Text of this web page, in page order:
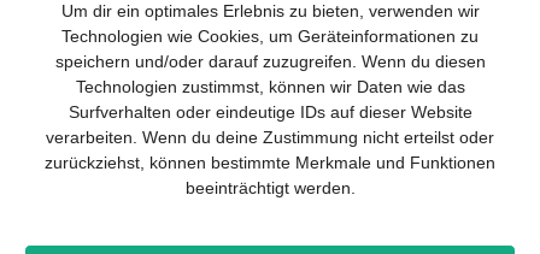
Um dir ein optimales Erlebnis zu bieten, verwenden wir
Technologien wie Cookies, um Geräteinformationen zu
speichern und/oder darauf zuzugreifen. Wenn du diesen
Technologien zustimmst, können wir Daten wie das
Surfverhalten oder eindeutige IDs auf dieser Website
verarbeiten. Wenn du deine Zustimmung nicht erteilst oder
zurückziehst, können bestimmte Merkmale und Funktionen
beeinträchtigt werden.
nachhaltigen Geschäftsmodells sind für
jedes Unternehmen unverzichtbar. Das
Business Model Canvas hilft, sich dabei
auf das Wesentliche zu konzentrieren
und stets im Blick zu behalten, worauf es
wirklich ankommt.
Abonnieren Sie unseren kostenlosen